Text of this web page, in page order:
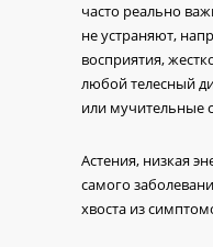
часто реально
не устраняют,
восприятия,
любой телесный
или мучительные
Астения, низкая
самого
хвоста из